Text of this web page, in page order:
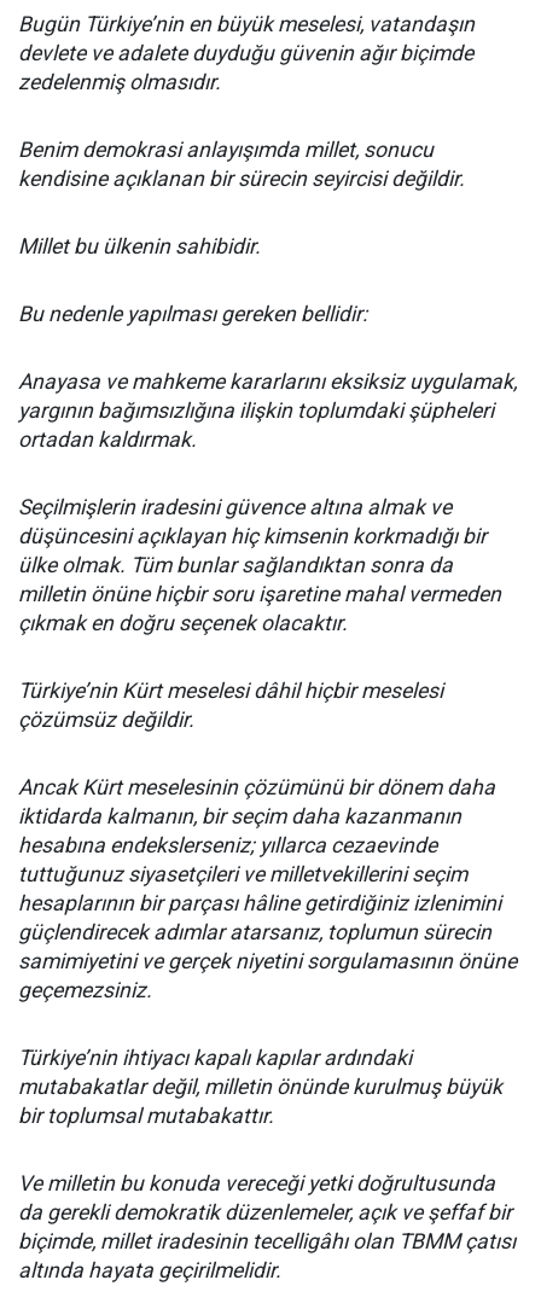
Bugün Türkiye’nin en büyük meselesi, vatandaşın
devlete ve adalete duyduğu güvenin ağır biçimde
zedelenmiş olmasıdır.
Benim demokrasi anlayışımda millet, sonucu
kendisine açıklanan bir sürecin seyircisi değildir.
Millet bu ülkenin sahibidir.
Bu nedenle yapılması gereken bellidir:
Anayasa ve mahkeme kararlarını eksiksiz uygulamak,
yargının bağımsızlığına ilişkin toplumdaki şüpheleri
ortadan kaldırmak.
Seçilmişlerin iradesini güvence altına almak ve
düşüncesini açıklayan hiç kimsenin korkmadığı bir
ülke olmak. Tüm bunlar sağlandıktan sonra da
milletin önüne hiçbir soru işaretine mahal vermeden
çıkmak en doğru seçenek olacaktır.
Türkiye’nin Kürt meselesi dâhil hiçbir meselesi
çözümsüz değildir.
Ancak Kürt meselesinin çözümünü bir dönem daha
iktidarda kalmanın, bir seçim daha kazanmanın
hesabına endekslerseniz; yıllarca cezaevinde
tuttuğunuz siyasetçileri ve milletvekillerini seçim
hesaplarının bir parçası hâline getirdiğiniz izlenimini
güçlendirecek adımlar atarsanız, toplumun sürecin
samimiyetini ve gerçek niyetini sorgulamasının önüne
geçemezsiniz.
Türkiye’nin ihtiyacı kapalı kapılar ardındaki
mutabakatlar değil, milletin önünde kurulmuş büyük
bir toplumsal mutabakattır.
Ve milletin bu konuda vereceği yetki doğrultusunda
da gerekli demokratik düzenlemeler, açık ve şeffaf bir
biçimde, millet iradesinin tecelligâhı olan TBMM çatısı
altında hayata geçirilmelidir.